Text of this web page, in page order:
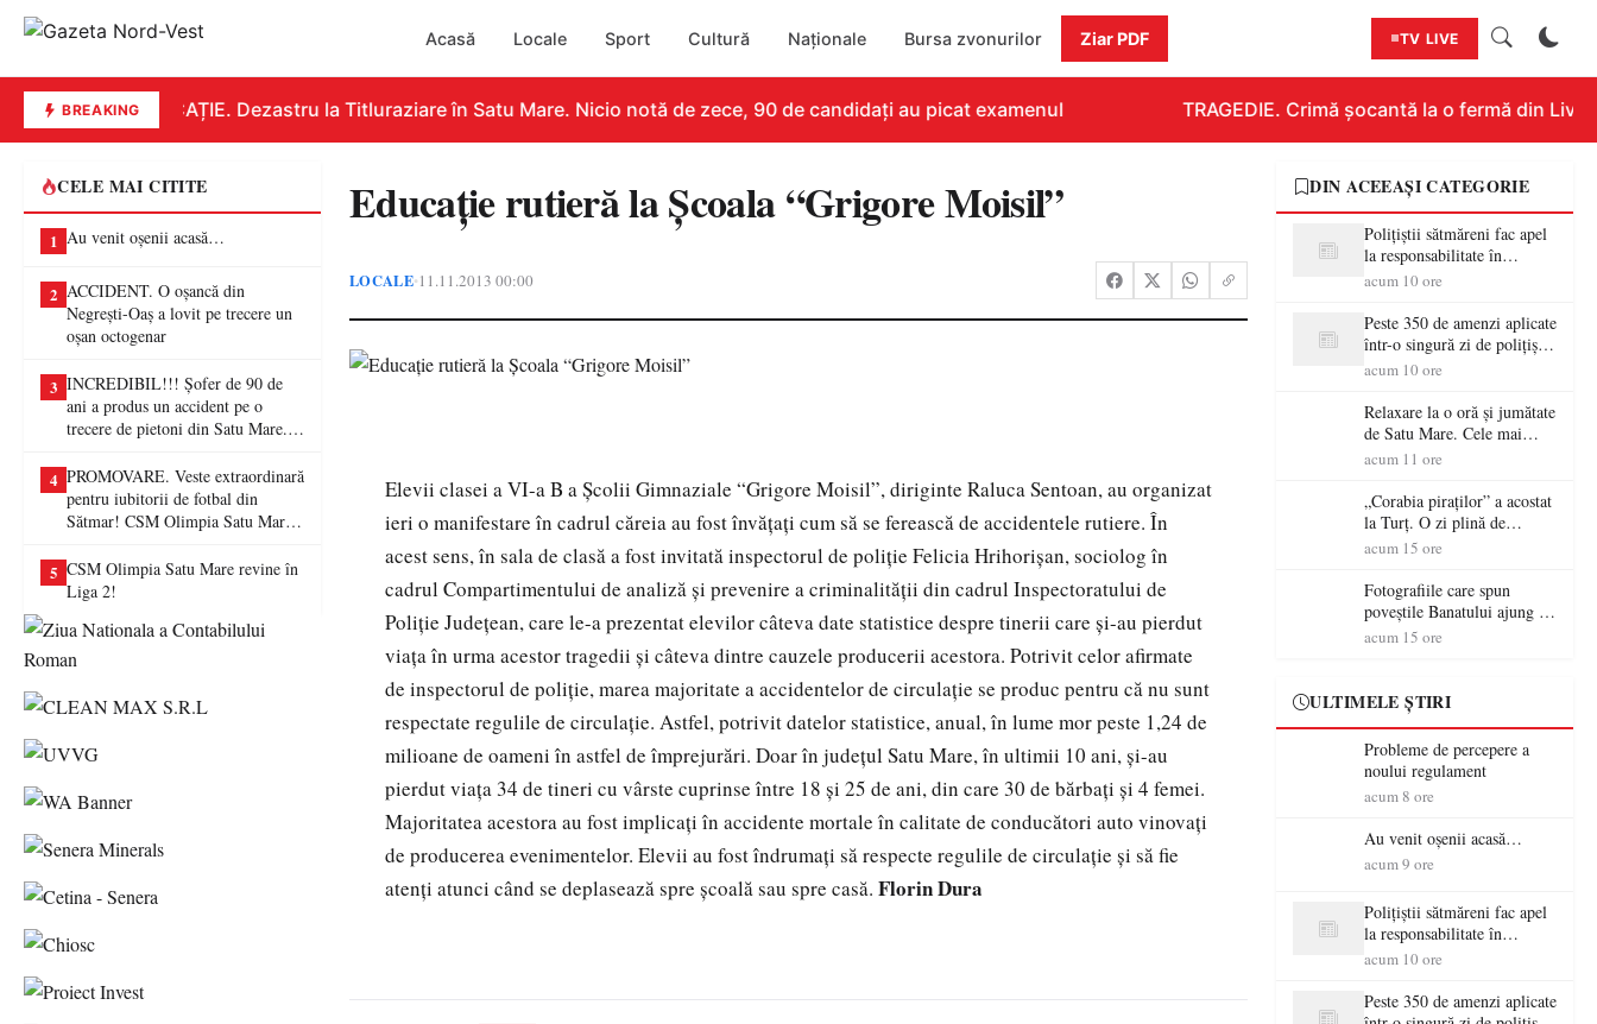
Acasă Locale Sport Cultură Naționale Bursa zvonurilor Ziar PDF TV LIVE
BREAKINGEDUCAȚIE. Dezastru la Titluraziare în Satu Mare. Nicio notă de zece, 90 de candidați au picat examenul TRAGEDIE. Crimă șocantă la o fermă din
CELE MAI CITITE
1 Au venit oșenii acasă…
2 ACCIDENT. O oșancă din
Negrești-Oaș a lovit pe trecere un
oșan octogenar
3 INCREDIBIL!!! Șofer de 90 de
ani a produs un accident pe o
trecere de pietoni din Satu Mare. O
4 PROMOVARE. Veste extraordinară
pentru iubitorii de fotbal din
Sătmar! CSM Olimpia Satu Mare
5 CSM Olimpia Satu Mare revine în
Liga 2!
Educaţie rutieră la Şcoala “Grigore Moisil”
LOCALE•11.11.2013 00:00
Elevii clasei a VI-a B a Şcolii Gimnaziale “Grigore Moisil”, diriginte Raluca Sentoan, au organizat
ieri o manifestare în cadrul căreia au fost învăţaţi cum să se ferească de accidentele rutiere. În
acest sens, în sala de clasă a fost invitată inspectorul de poliţie Felicia Hrihorişan, sociolog în
cadrul Compartimentului de analiză şi prevenire a criminalităţii din cadrul Inspectoratului de
Poliţie Judeţean, care le-a prezentat elevilor câteva date statistice despre tinerii care şi-au pierdut
viaţa în urma acestor tragedii şi câteva dintre cauzele producerii acestora. Potrivit celor afirmate
de inspectorul de poliţie, marea majoritate a accidentelor de circulaţie se produc pentru că nu sunt
respectate regulile de circulaţie. Astfel, potrivit datelor statistice, anual, în lume mor peste 1,24 de
milioane de oameni în astfel de împrejurări. Doar în judeţul Satu Mare, în ultimii 10 ani, şi-au
pierdut viaţa 34 de tineri cu vârste cuprinse între 18 şi 25 de ani, din care 30 de bărbaţi şi 4 femei.
Majoritatea acestora au fost implicaţi în accidente mortale în calitate de conducători auto vinovaţi
de producerea evenimentelor. Elevii au fost îndrumaţi să respecte regulile de circulaţie şi să fie
atenţi atunci când se deplasează spre şcoală sau spre casă. Florin Dura
DIN ACEEAȘI CATEGORIE
Polițiștii sătmăreni fac apel
la responsabilitate în
trafic…
acum 10 ore
Peste 350 de amenzi aplicate
într-o singură zi de polițiștii
sătmăreni
acum 10 ore
Relaxare la o oră și jumătate
de Satu Mare. Cele mai
spectaculoase piscine
Maramureș, ideale pentru o
escapadă de vară
acum 11 ore
„Corabia piraților” a acostat
la Turț. O zi plină de
aventură și lecții despre
tabăra de vară
acum 15 ore
Fotografiile care spun
poveștile Banatului ajung la
Muzeul de Artă Satu Mare
acum 15 ore
ULTIMELE ȘTIRI
Probleme de percepere a
noului regulament
acum 8 ore
Au venit oșenii acasă…
acum 9 ore
Polițiștii sătmăreni fac apel
la responsabilitate în
trafic…
acum 10 ore
Peste 350 de amenzi aplicate